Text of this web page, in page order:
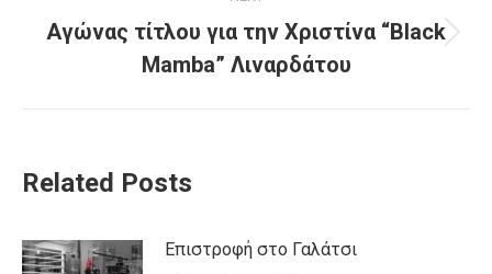
Next
post:
Αγώνας τίτλου για την Χριστίνα “Black
Mamba” Λιναρδάτου
Related Posts
Επιστροφή στο Γαλάτσι